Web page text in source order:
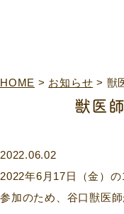
HOME > お知らせ > 獣
獣医
2022.06.02
2022年6月17日（金）
参加のため、谷口獣医師